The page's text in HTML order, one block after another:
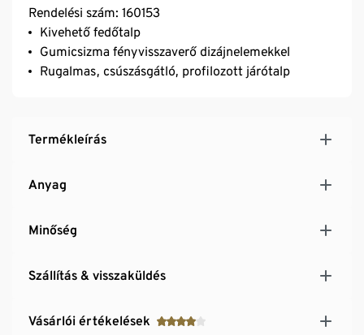
Rendelési szám: 160153
Kivehető fedőtalp
Gumicsizma fényvisszaverő dizájnelemekkel
Rugalmas, csúszásgátló, profilozott járótalp
Termékleírás
Anyag
Minőség
Szállítás & visszaküldés
Vásárlói értékelések